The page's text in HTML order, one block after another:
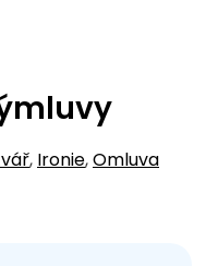
, Ironie,Omluva